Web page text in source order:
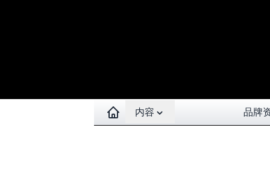
Open contents menu
内容 品牌